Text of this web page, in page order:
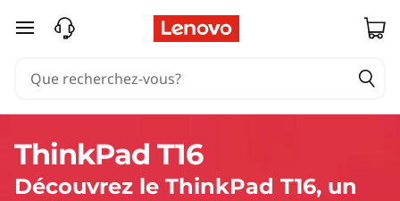
P
o
passer au contenu principal
ThinkPad T16
Découvrez le ThinkPad T16, un